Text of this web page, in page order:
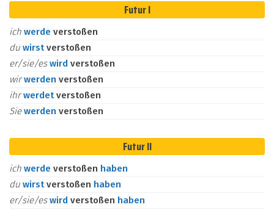
Futur I
ich werde verstoßen
du wirstverstoßen
er/sie/eswird verstoßen
wirwerden verstoßen
ihrwerdetverstoßen
Siewerden verstoßen
Futur II
ich werde verstoßen haben
du wirstverstoßen haben
er/sie/eswird verstoßen haben